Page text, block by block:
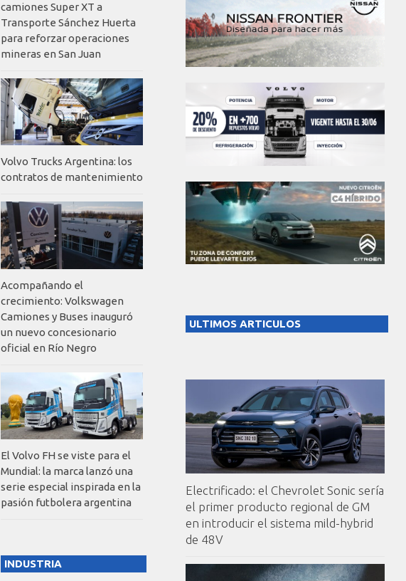
ULTIMOS ARTICULOS
Electrificado: el Chevrolet Sonic sería
el primer producto regional de GM
en introducir el sistema mild-hybrid
de 48V
camiones Super XT a
Transporte Sánchez Huerta
para reforzar operaciones
mineras en San Juan
Volvo Trucks Argentina: los
contratos de mantenimiento
Acompañando el
crecimiento: Volkswagen
Camiones y Buses inauguró
un nuevo concesionario
oficial en Río Negro
El Volvo FH se viste para el
Mundial: la marca lanzó una
serie especial inspirada en la
pasión futbolera argentina
INDUSTRIA